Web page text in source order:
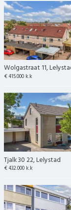
Wolgastraat 11,
€ 415.000 k.k
Tjalk 30 22, Lelystad
€ 432.000 k.k